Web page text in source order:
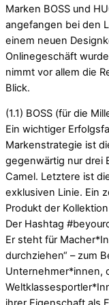
Marken BOSS und
angefangen bei den
einem neuen
Onlinegeschäft
nimmt vor allem die
Blick.
(1.1) BOSS (für die
Ein wichtiger
Markenstrategie ist
gegenwärtig nur drei
Camel. Letztere ist
exklusiven Linie. Ein
Produkt der
Der Hashtag
Er steht für
durchziehen“ – zum
Unternehmer*innen,